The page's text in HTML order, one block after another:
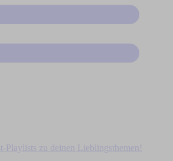
Playlists zu deinen Lieblingsthemen!